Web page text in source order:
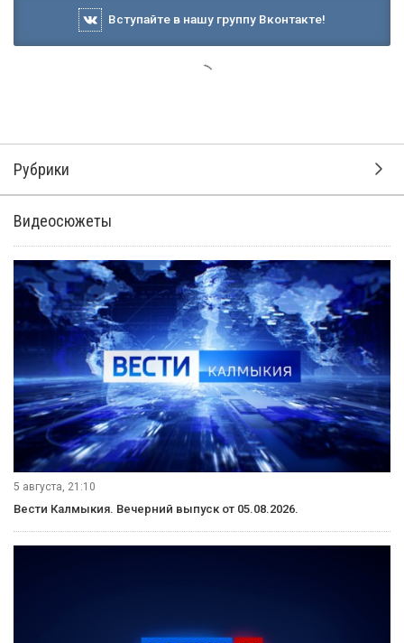
Вступайте в нашу группу Вконтакте!
Рубрики
Видеосюжеты
5 августа, 21:10
Вести Калмыкия. Вечерний выпуск от 05.08.2026.